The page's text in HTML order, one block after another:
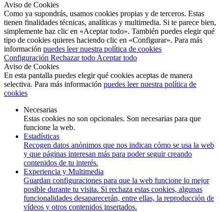
Aviso de Cookies
Como ya supondrás, usamos cookies propias y de terceros. Estas
tienen finalidades técnicas, analíticas y multimedia. Si te parece bien,
simplemente haz clic en «Aceptar todo». También puedes elegir qué
tipo de cookies quieres haciendo clic en «Configurar». Para más
información puedes leer nuestra política de cookies
Configuración Rechazar todo Aceptar todo
Aviso de Cookies
En esta pantalla puedes elegir qué cookies aceptas de manera
selectiva. Para más información puedes leer nuestra política de
cookies
Necesarias
Estas cookies no son opcionales. Son necesarias para que
funcione la web.
Estadísticas
Recogen datos anónimos que nos indican cómo se usa la web
y que páginas interesan más para poder seguir creando
contenidos de tu interés.
Experiencia y Multimedia
Guardan configuraciones para que la web funcione lo mejor
posible durante tu visita. Si rechaza estas cookies, algunas
funcionalidades desaparecerán, entre ellas, la reproducción de
vídeos y otros contenidos insertados.